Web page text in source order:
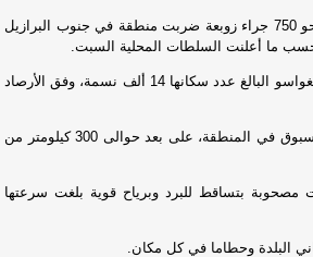
قضى ستة أشخاص على الأقل وأصيب نحو 750 جراء زوبعة ضربت منطقة في جنوب البرازيل
ما أعلنت السلطات المحلية السبت.
وتركّزت الأضرار في بلدة ريو بونيتو دو إيغواسو البالغ عدد سكانها 14 ألف نسمة، وفق الأرصاد
وتسبّبت الظاهرة الجوية في دمار غير مسبوق في المنطقة، على بعد حوالى 300 كيلومتر من
مصحوبة بتساقط للبرد وبرياح قوية بلغت سرعتها
البلدة وحطاما في كل مكان.